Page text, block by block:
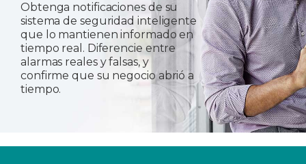
Obtenga notificaciones de su
sistema de seguridad inteligente
que lo mantienen informado en
tiempo real. Diferencie entre
alarmas reales y falsas, y
confirme que su negocio abrió a
tiempo.